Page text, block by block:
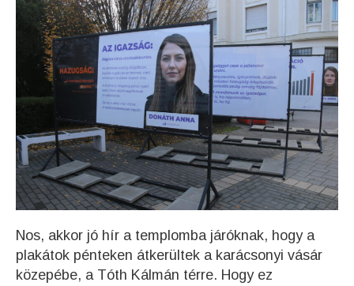
Nos, akkor jó hír a templomba járóknak, hogy a
plakátok pénteken átkerültek a karácsonyi vásár
közepébe, a Tóth Kálmán térre. Hogy ez